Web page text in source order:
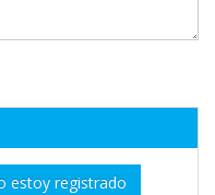
estoy registrado